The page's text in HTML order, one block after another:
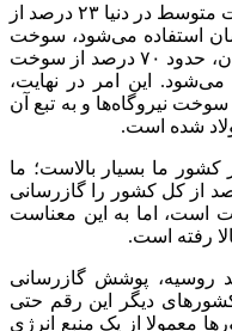
وی اضافه کرد: در حال حاضر به صورت متوسط در دنیا ۲۳ درصد از
استفاده می‌شود، سوخت
گاز است. این در حالی است که در ایران، حدود ۷۰ درصد از سوخت
می‌شود. این امر در نهایت،
نیروگاه‌ها و به تبع آن
شده است.
ما بسیار بالاست؛ ما
به تمام نقاط کشور حدود ۹۷ درصد از کل کشور را گازرسانی
است، اما به این معناست
رفته است.
روسیه، پوشش گازرسانی
کشور‌های دیگر این رقم حتی
کشور‌ها معمولا از یک منبع انرژی